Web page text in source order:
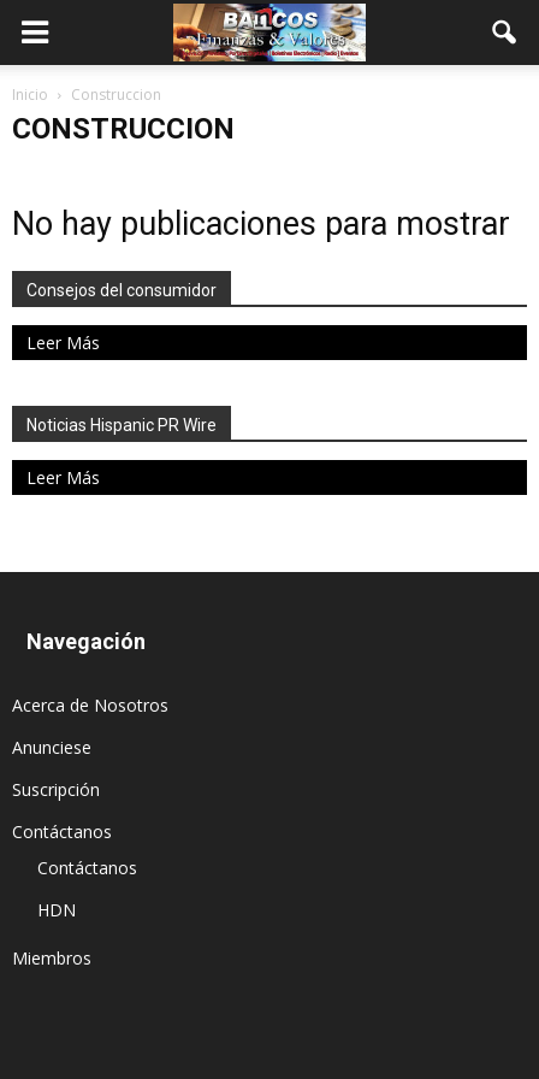
Inicio Construccion
CONSTRUCCION
No hay publicaciones para mostrar
Consejos del consumidor
Leer Más
Noticias Hispanic PR Wire
Leer Más
Navegación
Acerca de Nosotros
Anunciese
Suscripción
Contáctanos
Contáctanos
HDN
Miembros